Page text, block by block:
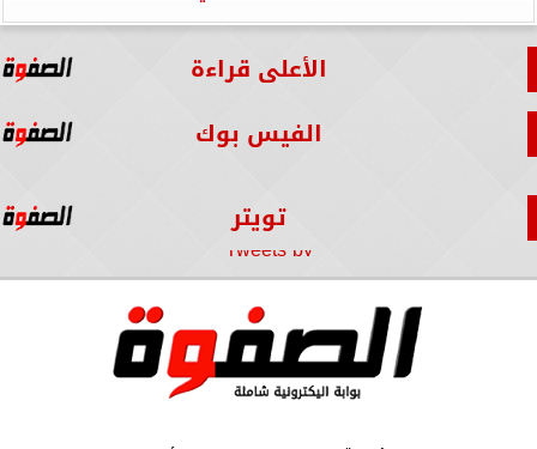
الأعلى قراءة
الفيس بوك
تويتر
Tweets by